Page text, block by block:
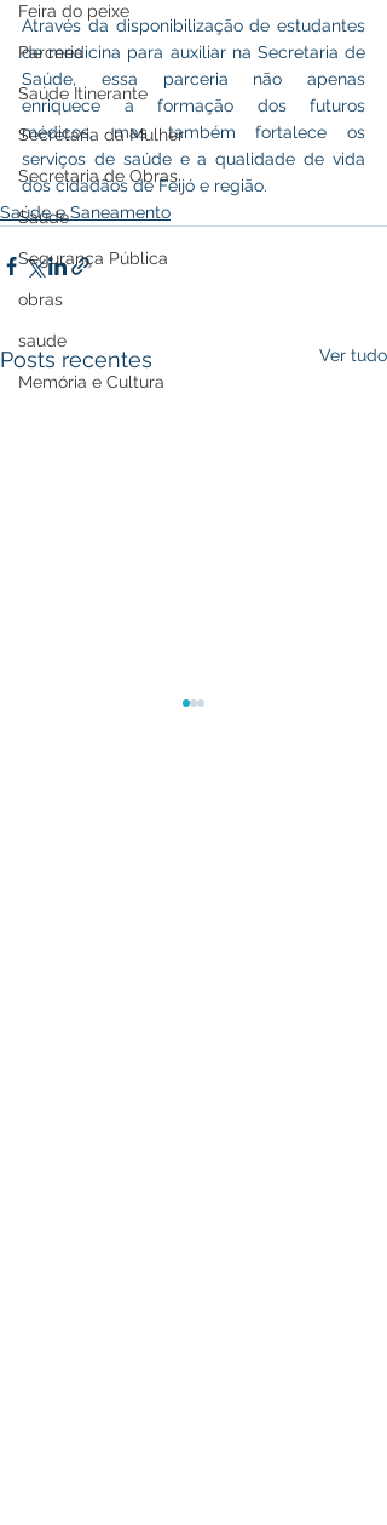
Feira do peixe
Parceria
Saúde Itinerante
Secretaria da Mulher
Secretaria de Obras
Saúde
Segurança Pública
obras
saude
Memória e Cultura
Através da disponibilização de estudantes
de medicina para auxiliar na Secretaria de
Saúde, essa parceria não apenas
enriquece a formação dos futuros
médicos, mas também fortalece os
serviços de saúde e a qualidade de vida
dos cidadãos de Feijó e região.
Saúde e Saneamento
Posts recentes Ver tudo